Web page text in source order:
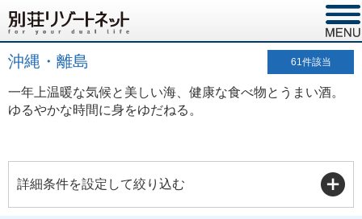
沖縄・離島 61件該当
一年上温暖な気候と美しい海、健康な食べ物とうまい酒。
ゆるやかな時間に身をゆだねる。
詳細条件を設定して絞り込む